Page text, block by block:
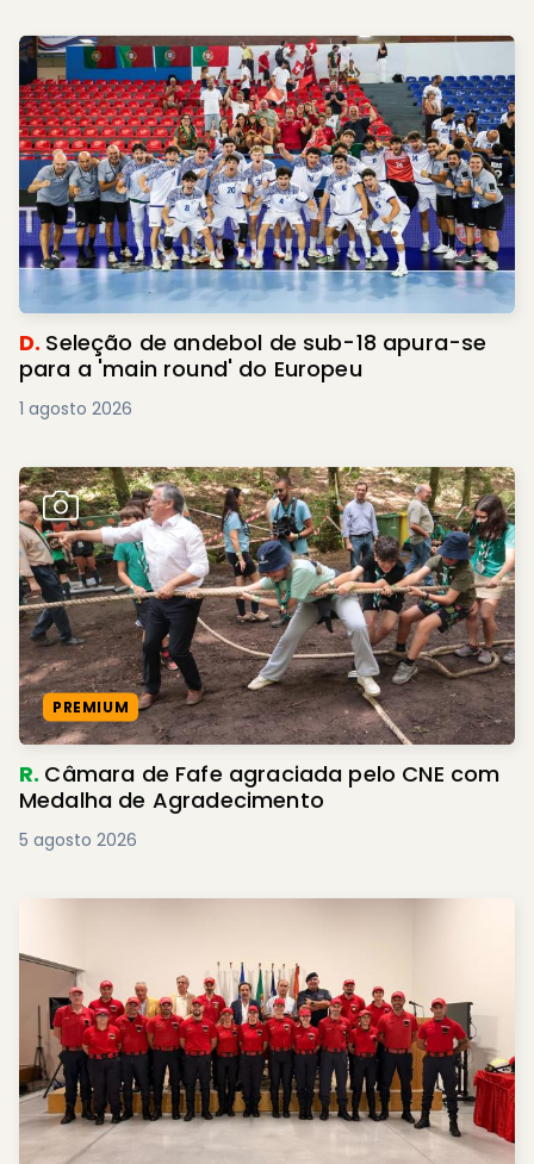
D. Seleção de andebol de sub-18 apura-se
para a 'main round' do Europeu
1 agosto 2026
PREMIUM
R. Câmara de Fafe agraciada pelo CNE com
Medalha de Agradecimento
5 agosto 2026